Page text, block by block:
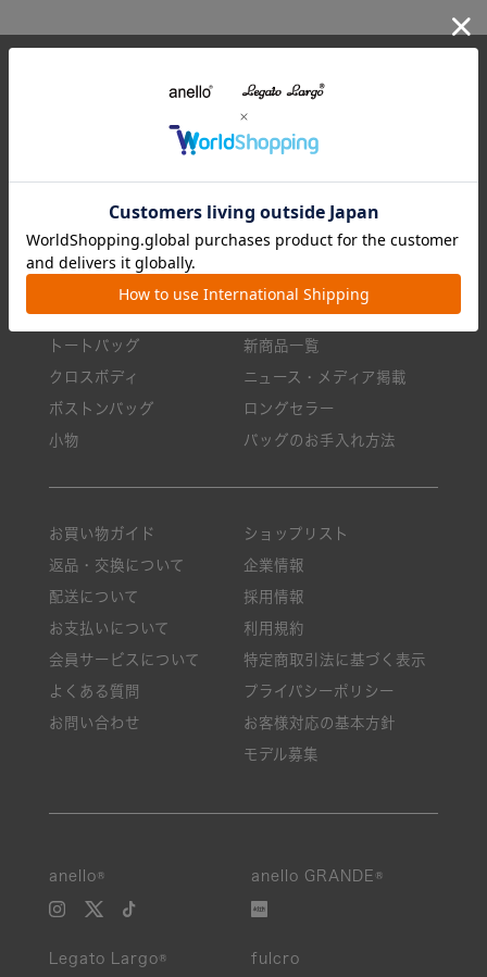
CARROT ONLINE
7,700円(税込)以上のお買い物で送料無料
全てのアイテム
ショルダーバッグ
トートバッグ
クロスボディ
ボストンバッグ
小物
特集一覧
今月のおすすめ
新商品一覧
ニュース・メディア掲載
ロングセラー
バッグのお手入れ方法
お買い物ガイド
返品・交換について
配送について
お支払いについて
会員サービスについて
よくある質問
お問い合わせ
ショップリスト
企業情報
採用情報
利用規約
特定商取引法に基づく表示
プライバシーポリシー
お客様対応の基本方針
モデル募集
anello® anello GRANDE®
Legato Largo® fulcro